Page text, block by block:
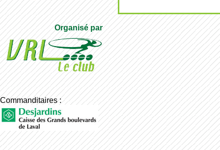
Organisé par
Commanditaires :